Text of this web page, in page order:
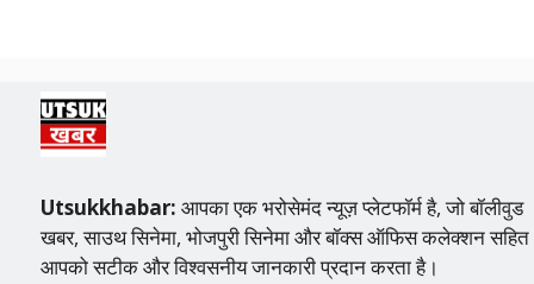
Utsukkhabar: आपका एक भरोसेमंद न्यूज़ प्लेटफॉर्म है, जो बॉलीवुड
खबर, साउथ सिनेमा, भोजपुरी सिनेमा और बॉक्स ऑफिस कलेक्शन सहित
आपको सटीक और विश्वसनीय जानकारी प्रदान करता है।